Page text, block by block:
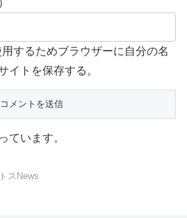
するためブラウザーに自分の名
イトを保存する。
ています。
スNews